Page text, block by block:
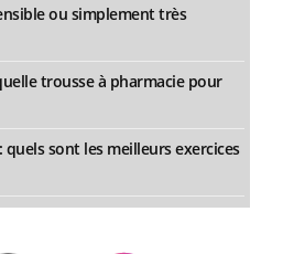
ou simplement très
trousse à pharmacie pour
sont les meilleurs exercices